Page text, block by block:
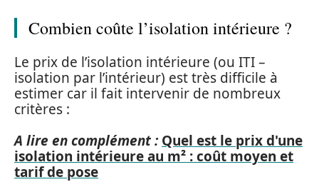
Combien coûte l’isolation intérieure ?
Le prix de l’isolation intérieure (ou ITI –
isolation par l’intérieur) est très difficile à
estimer car il fait intervenir de nombreux
critères :
A lire en complément : Quel est le prix d'une
isolation intérieure au m² : coût moyen et
tarif de pose